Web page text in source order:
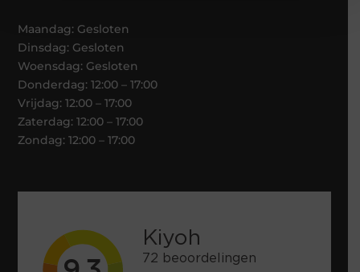
Maandag: Gesloten
Dinsdag: Gesloten
Woensdag: Gesloten
Donderdag: 12:00 – 17:00
Vrijdag: 12:00 – 17:00
Zaterdag: 12:00 – 17:00
Zondag: 12:00 – 17:00